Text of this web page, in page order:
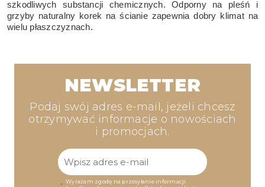
szkodliwych substancji chemicznych. Odporny na pleśń i
grzyby naturalny korek na ścianie zapewnia dobry klimat na
wielu płaszczyznach.
NEWSLETTER
Podaj swój adres e-mail, jeżeli chcesz
otrzymywać informacje o nowościach
i promocjach.
Wyrażam zgodę na przesyłanie informacji